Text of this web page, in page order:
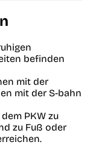
befinden
mit der
mit der S-bahn
PKW zu
zu Fuß oder